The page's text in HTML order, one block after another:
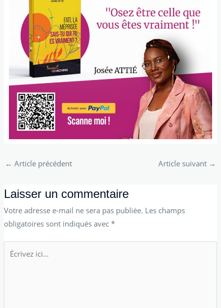
← Article précédent Article suivant →
Laisser un commentaire
Votre adresse e-mail ne sera pas publiée. Les champs
obligatoires sont indiqués avec *